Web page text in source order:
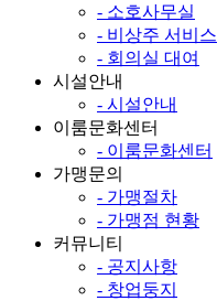
- 소호사무실
- 비상주 서비스
- 회의실 대여
시설안내
- 시설안내
이룸문화센터
- 이룸문화센터
가맹문의
- 가맹절차
- 가맹점 현황
커뮤니티
- 공지사항
- 창업둥지